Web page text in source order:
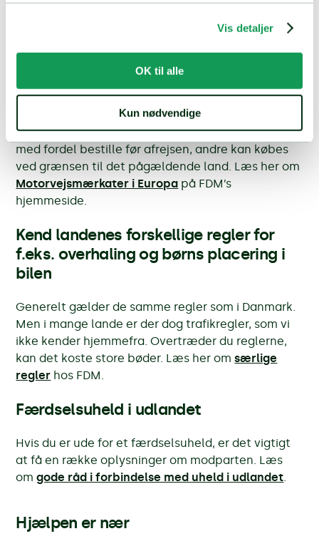
Vis detaljer
OK til alle
Kun nødvendige
Flere og flere lande kræver, at du betaler en afgift
du også betale en afgift for at køre ind i visse byer
tid reglerne i de lande og byer, som I kører til eller
igennem og find ud af, hvor og hvordan du betaler
og får mærkater til bilen. Nogle afgifter kan man
med fordel bestille før afrejsen, andre kan købes
ved grænsen til det pågældende land. Læs her om
Motorvejsmærkater i Europa på FDM’s
hjemmeside.
Kend landenes forskellige regler for
f.eks. overhaling og børns placering i
bilen
Generelt gælder de samme regler som i Danmark.
Men i mange lande er der dog trafikregler, som vi
ikke kender hjemmefra. Overtræder du reglerne,
kan det koste store bøder. Læs her omsærlige
regler hos FDM.
Færdselsuheld i udlandet
Hvis du er u​​​​de for et færdselsuheld, er det vigtigt
at få en række oplysninger om modparten. Læs
omgode råd i forbindelse med uheld i udlandet.
Hjælpen er nær